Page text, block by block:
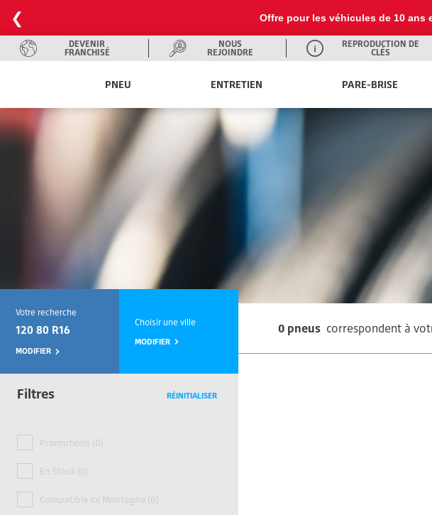
❮ Offre pour les véhicules de 10 ans
DEVENIR
FRANCHISÉ
NOUS
REJOINDRE
REPRODUCTION DE
CLÉS
PNEU ENTRETIEN PARE-BRISE
Votre recherche
120 80 R16
MODIFIER
Choisir une ville
MODIFIER
RÉINITIALISER
Filtres
Promotions (0)
En Stock (0)
Compatible loi Montagne (0)
0 pneus correspondent à